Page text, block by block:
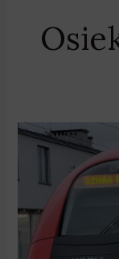
Od
grudnia
Wyrzysk
Osiek